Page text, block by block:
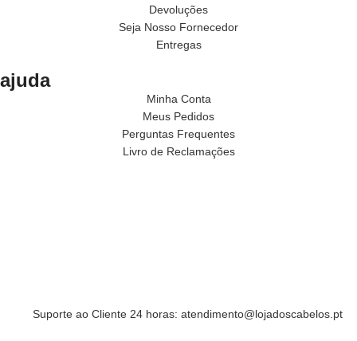
Devoluções
Seja Nosso Fornecedor
Entregas
ajuda
Minha Conta
Meus Pedidos
Perguntas Frequentes
Livro de Reclamações
Suporte ao Cliente 24 horas: atendimento@lojadoscabelos.pt